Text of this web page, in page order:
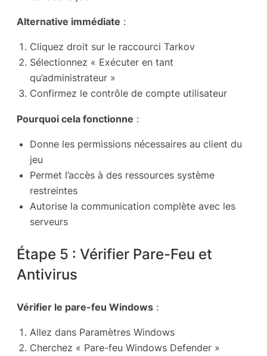
Alternative immédiate :
Cliquez droit sur le raccourci Tarkov
Sélectionnez « Exécuter en tant
qu’administrateur »
Confirmez le contrôle de compte utilisateur
Pourquoi cela fonctionne :
Donne les permissions nécessaires au client du
jeu
Permet l’accès à des ressources système
restreintes
Autorise la communication complète avec les
serveurs
Étape 5 : Vérifier Pare-Feu et
Antivirus
Vérifier le pare-feu Windows :
Allez dans Paramètres Windows
Cherchez « Pare-feu Windows Defender »